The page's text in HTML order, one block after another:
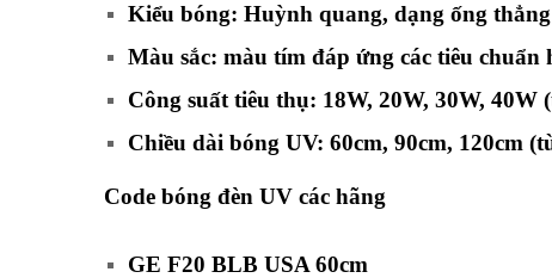
Kiểu bóng: Huỳnh quang, dạng ống thẳng
Màu sắc: màu tím đáp ứng các tiêu chuẩn
Công suất tiêu thụ: 18W, 20W, 30W,
Chiều dài bóng UV: 60cm, 90cm, 120cm
Code bóng đèn UV các hãng
GE F20 BLB USA 60cm